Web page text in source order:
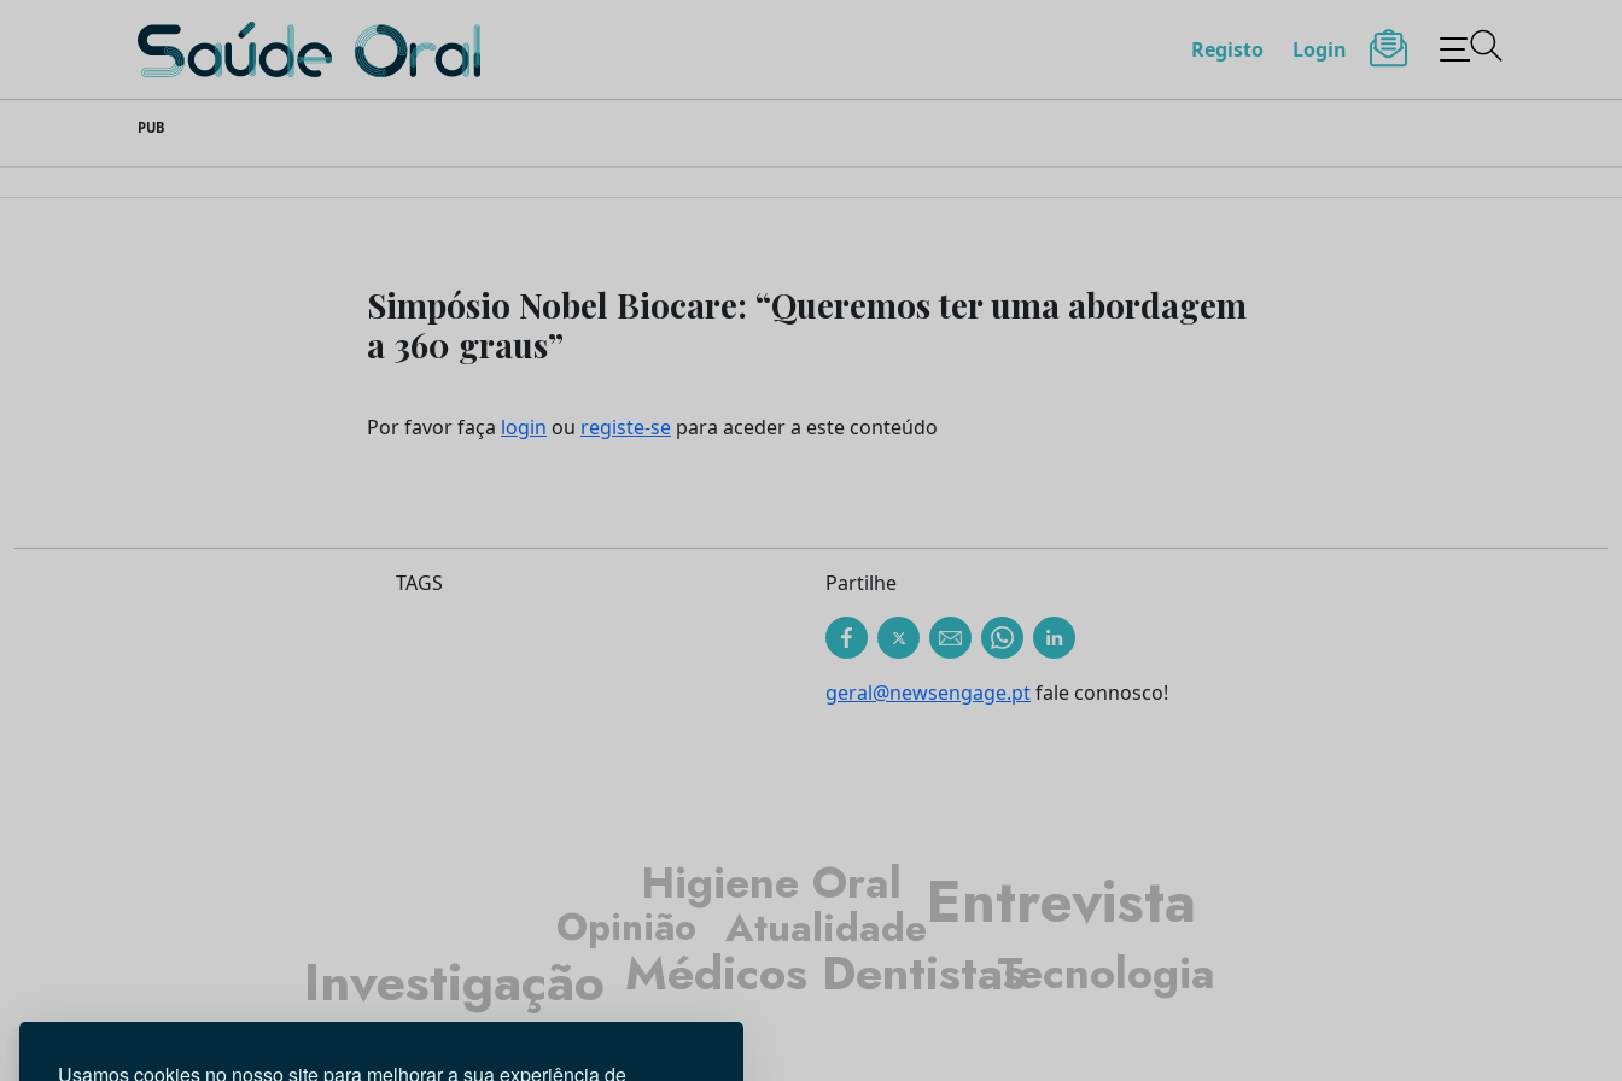
Usamos cookies no nosso site para melhorar a sua experiência de
content
Saúde Oral Registo Login
PUB
Simpósio Nobel Biocare: “Queremos ter uma abordagem
a 360 graus”
Por favor faça login ou registe-se para aceder a este conteúdo
TAGS Partilhe
geral@newsengage.ptfale connosco!
Atualidade
Médicos Dentistas
Higiene Oral Entrevista
Opinião
Tecnologia
Investigação